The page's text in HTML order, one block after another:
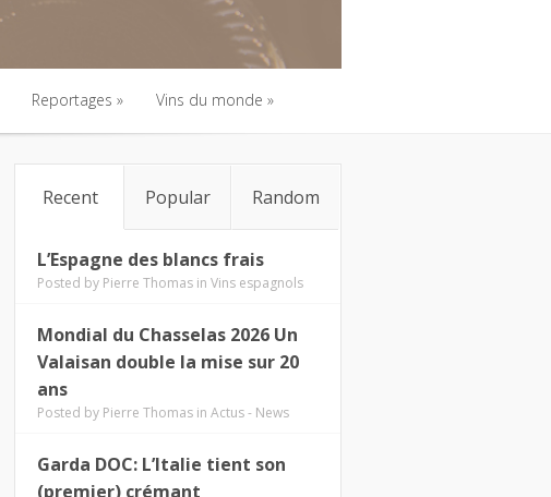
Reportages
Reportages
Vins du monde
Vins du monde
Recent Popular Random
L’Espagne des blancs frais
Posted by Pierre Thomas in Vins espagnols
Mondial du Chasselas 2026 Un
Valaisan double la mise sur 20
ans
Posted by Pierre Thomas in Actus - News
Garda DOC: L’Italie tient son
(premier) crémant